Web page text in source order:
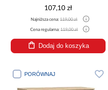
107,10 zł
Najniższa cena:119,00 zł
Cena regularna:119,00 zł
Dodaj do koszyka
PORÓWNAJ